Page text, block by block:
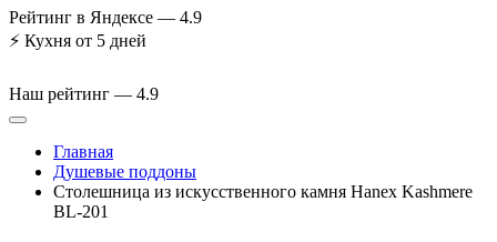
Рейтинг в Яндексе — 4.9
⚡ Кухня от 5 дней
Наш рейтинг — 4.9
Главная
Душевые поддоны
Столешница из искусственного камня Hanex Kashmere
BL-201